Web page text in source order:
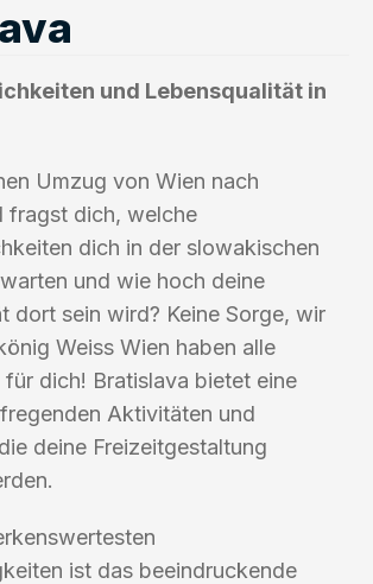
und Lebensqualität in
Umzug von Wien nach
fragst dich, welche
dich in der slowakischen
und wie hoch deine
dort sein wird? Keine Sorge, wir
Weiss Wien haben alle
für dich! Bratislava bietet eine
Aktivitäten und
deine Freizeitgestaltung
ist das beeindruckende